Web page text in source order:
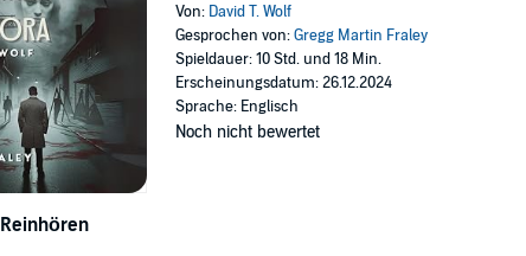
Reinhören
Von: David T. Wolf
Gesprochen von:Gregg Martin Fraley
Spieldauer: 10 Std. und 18 Min.
Erscheinungsdatum: 26.12.2024
Sprache: Englisch
Noch nicht bewertet